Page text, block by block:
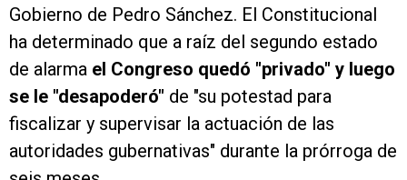
Gobierno de Pedro Sánchez. El Constitucional
ha determinado que a raíz del segundo estado
de alarma el Congreso quedó "privado" y luego
se le "desapoderó" de "su potestad para
fiscalizar y supervisar la actuación de las
autoridades gubernativas" durante la prórroga de